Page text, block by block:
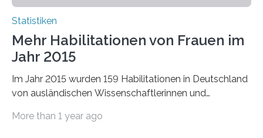
Statistiken
Mehr Habilitationen von Frauen im
Jahr 2015
Im Jahr 2015 wurden 159 Habilitationen in Deutschland
von ausländischen Wissenschaftlerinnen und
More than 1 year ago